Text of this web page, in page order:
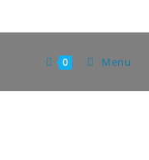
0 Menu